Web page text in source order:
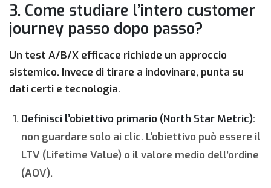
3. Come studiare l’intero customer
journey passo dopo passo?
Un test A/B/X efficace richiede un approccio
sistemico. Invece di tirare a indovinare, punta su
dati certi e tecnologia.
Definisci l’obiettivo primario (North Star Metric):
non guardare solo ai clic. L’obiettivo può essere il
LTV (Lifetime Value) o il valore medio dell’ordine
(AOV).